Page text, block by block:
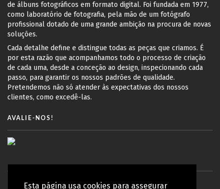
Esta página usa cookies para assegurar
de álbuns fotográficos em formato digital. Foi fundada em 1977,
como laboratório de fotografia, pela mão de um fotógrafo
profissional dotado de uma grande ambição na procura de novas
soluções.
Cada detalhe define e distingue todas as peças que criamos. É
por esta razão que acompanhamos todo o processo de criação
de cada uma, desde a conceção ao design, inspecionando cada
passo, para garantir os nossos padrões de qualidade.
Pretendemos não só atender às expectativas dos nossos
clientes, como excedê-las.
AVALIE-NOS!